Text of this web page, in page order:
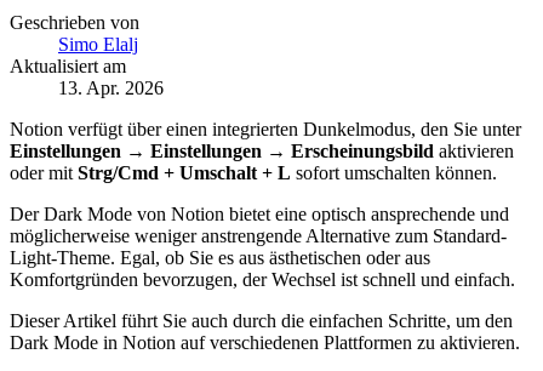
Geschrieben von
Simo Elalj
Aktualisiert am
13. Apr. 2026
Notion verfügt über einen integrierten Dunkelmodus, den Sie unter
Einstellungen → Einstellungen → Erscheinungsbild aktivieren
oder mit Strg/Cmd + Umschalt + L sofort umschalten können.
Der Dark Mode von Notion bietet eine optisch ansprechende und
möglicherweise weniger anstrengende Alternative zum Standard-
Light-Theme. Egal, ob Sie es aus ästhetischen oder aus
Komfortgründen bevorzugen, der Wechsel ist schnell und einfach.
Dieser Artikel führt Sie auch durch die einfachen Schritte, um den
Dark Mode in Notion auf verschiedenen Plattformen zu aktivieren.